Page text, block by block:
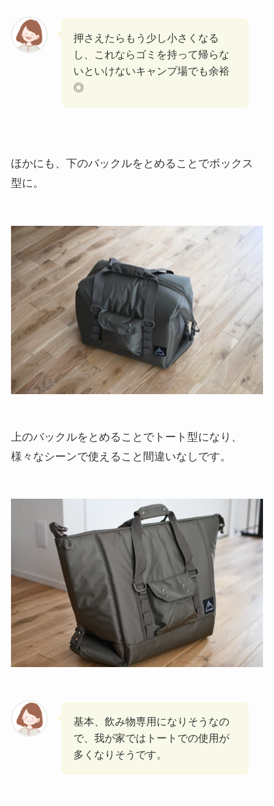
押さえたらもう少し小さくなる
し、これならゴミを持って帰らな
いといけないキャンプ場でも余裕
◎
ほかにも、下のバックルをとめることでボックス
型に。
上のバックルをとめることでトート型になり、
様々なシーンで使えること間違いなしです。
基本、飲み物専用になりそうなの
で、我が家ではトートでの使用が
多くなりそうです。